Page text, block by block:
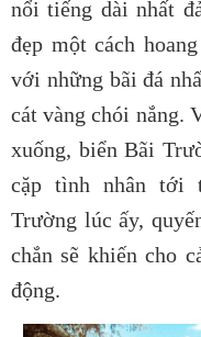
nổi tiếng dài nhất
đẹp một cách
với những bãi đá
cát vàng chói nắng.
xuống, biển Bãi
cặp tình nhân tới
Trường lúc ấy,
chắn sẽ khiến cho
động.